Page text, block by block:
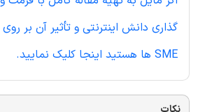
گذاری دانش اینترنتی و تأثیر آن بر
SME ها هستید اینجا کلیک نمایید.